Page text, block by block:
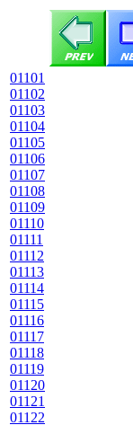
01101
01102
01103
01104
01105
01106
01107
01108
01109
01110
01111
01112
01113
01114
01115
01116
01117
01118
01119
01120
01121
01122